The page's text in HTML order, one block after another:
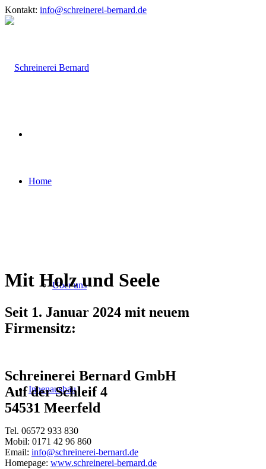
Kontakt: info@schreinerei-bernard.de
Home
Über uns
Innenausbau
Mit Holz und Seele
Seit 1. Januar 2024 mit neuem
Firmensitz:
Schreinerei Bernard GmbH
Auf der Schleif 4
54531 Meerfeld
Tel. 06572 933 830
Mobil: 0171 42 96 860
Email: info@schreinerei-bernard.de
Homepage: www.schreinerei-bernard.de